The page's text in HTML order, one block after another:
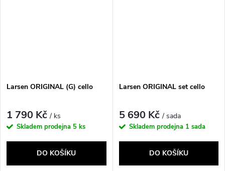
Larsen ORIGINAL (G) cello
1 790 Kč/ ks
Skladem prodejna 5 ks
DO KOŠÍKU
Larsen ORIGINAL set cello
5 690 Kč/ sada
Skladem prodejna 1 sada
DO KOŠÍKU